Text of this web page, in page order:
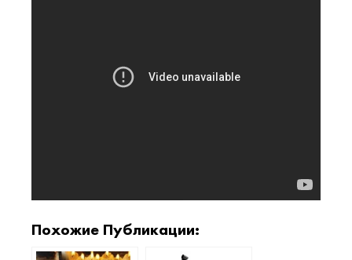
Похожие Публикации: